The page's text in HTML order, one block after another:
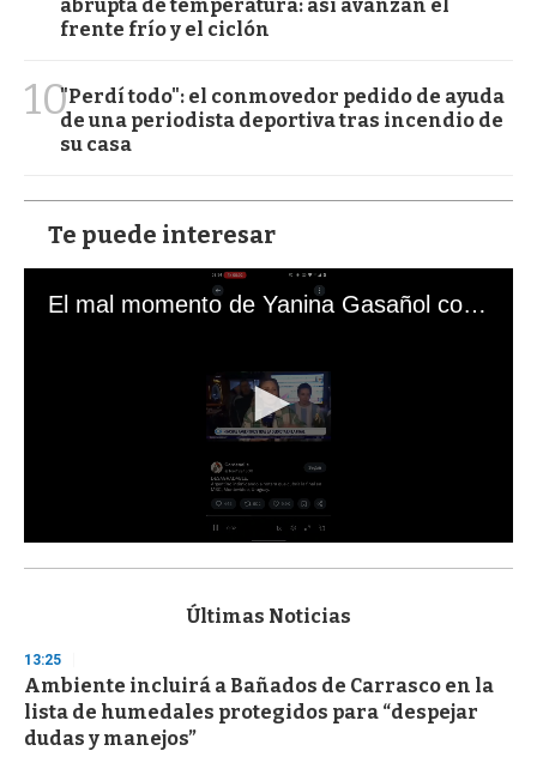
abrupta de temperatura: así avanzan el
frente frío y el ciclón
10"Perdí todo": el conmovedor pedido de ayuda
de una periodista deportiva tras incendio de
su casa
Te puede interesar
El mal momento de Yanina Gasañol con un hincha argentino en "Subrayado"
s
d
s
o
f
3
Últimas Noticias
13:25
Ambiente incluirá a Bañados de Carrasco en la
lista de humedales protegidos para “despejar
dudas y manejos”